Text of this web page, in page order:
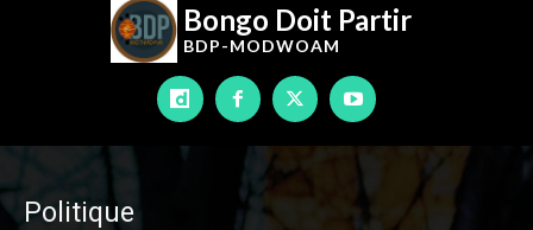
Bongo Doit Partir
BDP-MODWOAM
Politique